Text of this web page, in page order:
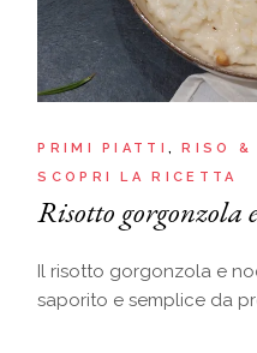
PRIMI PIATTI
RISO
SCOPRI LA RICETTA
Risotto gorgonzola
Il risotto gorgonzola e
saporito e semplice da